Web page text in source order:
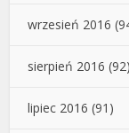
wrzesień 2016
sierpień 2016 (92)
lipiec 2016 (91)